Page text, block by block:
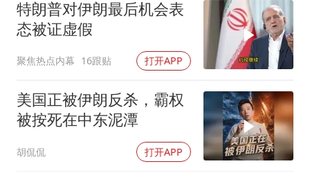
特朗普对伊朗最后机会表
态被证虚假
聚焦热点内幕 16跟贴 打开APP
美国正被伊朗反杀，霸权
被按死在中东泥潭
胡侃侃 打开APP